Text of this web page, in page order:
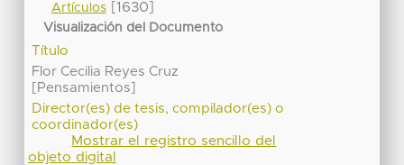
Artículos[1630]
Visualización del Documento
Título
Flor Cecilia Reyes Cruz
[Pensamientos]
Director(es) de tesis, compilador(es) o
coordinador(es)
Mostrar el registro sencillo del
objeto digital